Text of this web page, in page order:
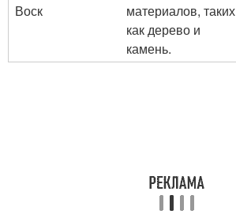
Воск
материалов, таких
как дерево и
камень.